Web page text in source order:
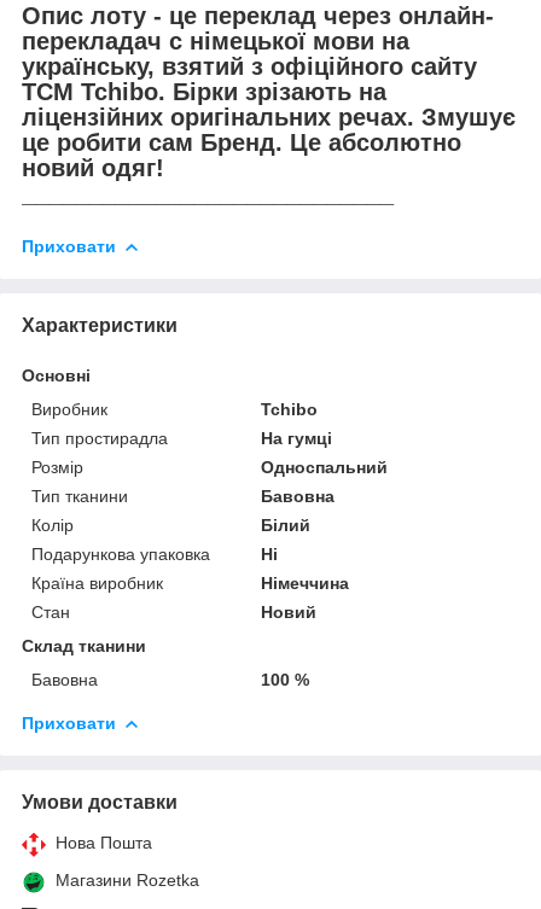
Опис лоту - це переклад через онлайн-
перекладач с німецької мови на
українську, взятий з офіційного сайту
TCM Tchibo. Бірки зрізають на
ліцензійних оригінальних речах. Змушує
це робити сам Бренд. Це абсолютно
новий одяг!
Приховати
Характеристики
Основні
Виробник
Tchibo
Тип простирадла
На гумці
Розмір
Односпальний
Тип тканини
Бавовна
Колір
Білий
Подарункова упаковка
Ні
Країна виробник
Німеччина
Стан
Новий
Склад тканини
Бавовна
100 %
Приховати
Умови доставки
Нова Пошта
Магазини Rozetka